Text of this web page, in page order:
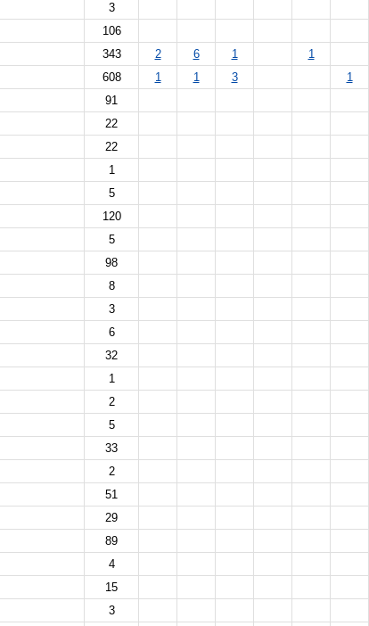
3
106
343 2 6 1
1
608 1 1 3
1
91
22
22
1
5
120
5
98
8
3
6
32
1
2
5
33
2
51
29
89
4
15
3